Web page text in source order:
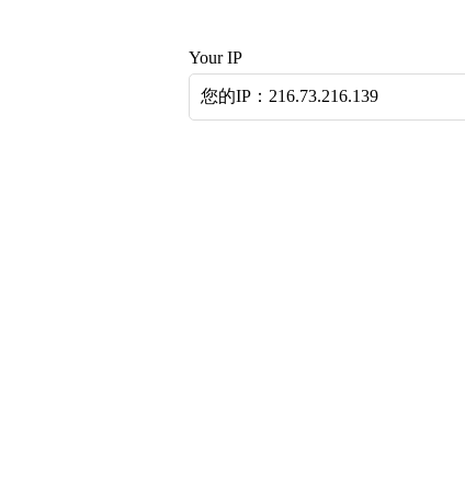
Your IP
您的IP：216.73.216.139